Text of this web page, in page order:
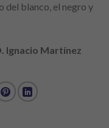
del blanco, el negro y
Ignacio Martínez